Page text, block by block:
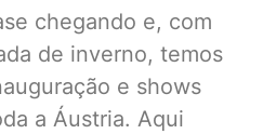
chegando e, com
de inverno, temos
e shows
a Áustria. Aqui